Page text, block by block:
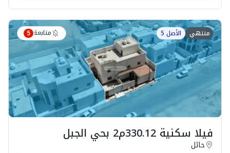
منتهي الأصل 5 متابعة 5
فيلا سكنية 330.12م2 بحي الجبل
حائل